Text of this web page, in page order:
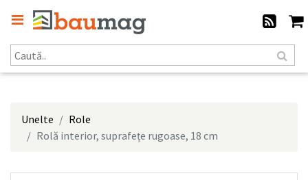
Unelte
Role
Rolă interior, suprafețe rugoase, 18 cm